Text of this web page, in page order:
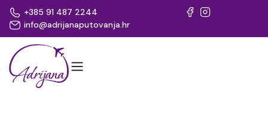
+385 91 487 2244
info@adrijanaputovanja.hr